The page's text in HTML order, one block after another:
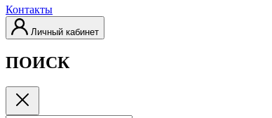
Контакты
Личный кабинет
ПОИСК